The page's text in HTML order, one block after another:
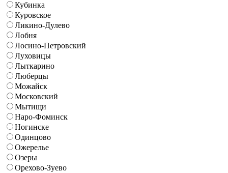
Кубинка
Куровское
Ликино-Дулево
Лобня
Лосино-Петровский
Луховицы
Лыткарино
Люберцы
Можайск
Московский
Мытищи
Наро-Фоминск
Ногинске
Одинцово
Ожерелье
Озеры
Орехово-Зуево